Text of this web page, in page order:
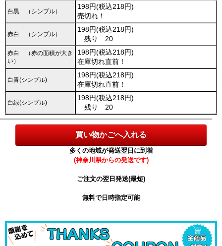
白黒 （シンプル）
198円(税込218円)
売切れ！
赤白 （シンプル）
198円(税込218円)
残り 20
赤白 （赤の面積が大き
い）
198円(税込218円)
在庫切れ直前！
白青(シンプル)
198円(税込218円)
在庫切れ直前！
白緑(シンプル)
198円(税込218円)
残り 20
多くの地域が発送翌日に到着
(神奈川県からの発送です)
ご注文の翌日発送(最短)
無料で日時指定可能